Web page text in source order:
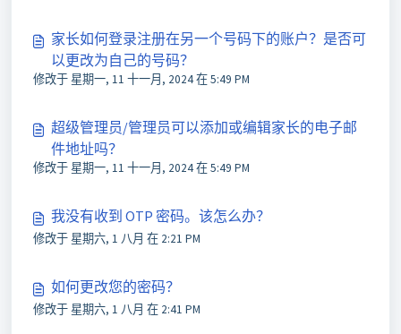
家长如何登录注册在另一个号码下的账户？是否可
以更改为自己的号码？
修改于 星期一, 11 十一月, 2024 在 5:49 PM
超级管理员/管理员可以添加或编辑家长的电子邮
件地址吗？
修改于 星期一, 11 十一月, 2024 在 5:49 PM
我没有收到 OTP 密码。该怎么办？
修改于 星期六, 1 八月 在 2:21 PM
如何更改您的密码？
修改于 星期六, 1 八月 在 2:41 PM